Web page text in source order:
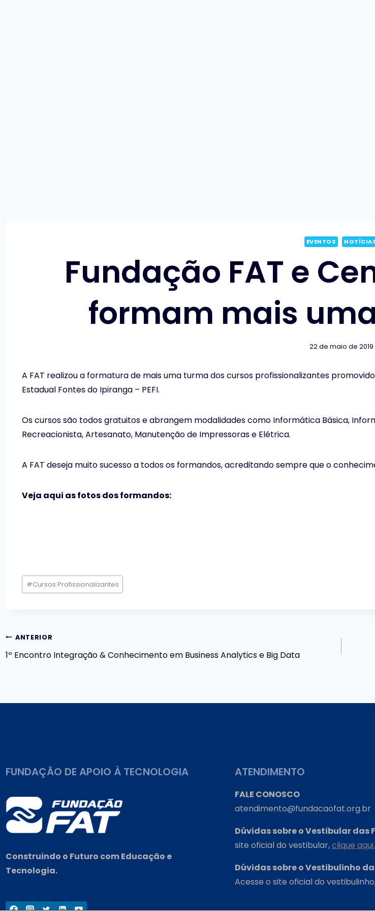
EVENTOS
Fundação FAT e
formam mais
22 de maio de 2019
A FAT realizou a formatura de mais uma turma dos cursos profissionalizantes
Estadual Fontes do Ipiranga – PEFI.
Os cursos são todos gratuitos e abrangem modalidades como Informática Básica,
Recreacionista, Artesanato, Manutenção de Impressoras e Elétrica.
A FAT deseja muito sucesso a todos os formandos, acreditando sempre que o
Veja aqui as fotos dos formandos:
Tags
do
#Cursos Profissionalizantes
Navegação
Post
ANTERIOR
1º Encontro Integração & Conhecimento em Business Analytics e Big Data
FUNDAÇÃO DE APOIO À TECNOLOGIA
Construindo o Futuro com Educação e
Tecnologia.
ATENDIMENTO
FALE CONOSCO
atendimento@fundacaofat.org.br
Dúvidas sobre o Vestibular das
site oficial do vestibular,clique aqui.
Dúvidas sobre o Vestibulinho
Acesse o site oficial do